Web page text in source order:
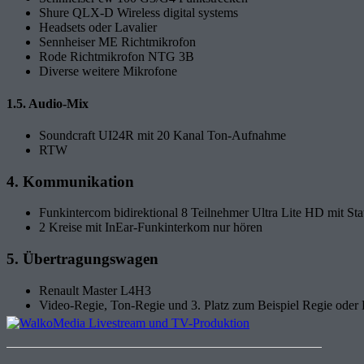
Shure QLX-D Wireless digital systems
Headsets oder Lavalier
Sennheiser ME Richtmikrofon
Rode Richtmikrofon NTG 3B
Diverse weitere Mikrofone
1.5. Audio-Mix
Soundcraft UI24R mit 20 Kanal Ton-Aufnahme
RTW
4. Kommunikation
Funkintercom bidirektional 8 Teilnehmer Ultra Lite HD mit
2 Kreise mit InEar-Funkinterkom nur hören
5. Übertragungswagen
Renault Master L4H3
Video-Regie, Ton-Regie und 3. Platz zum Beispiel Regie oder